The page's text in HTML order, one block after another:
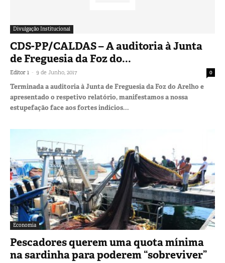
Divulgação Institucional
CDS-PP/CALDAS – A auditoria à Junta
de Freguesia da Foz do...
Editor 1 - 9 de Junho, 2017 0
Terminada a auditoria à Junta de Freguesia da Foz do Arelho e
apresentado o respetivo relatório, manifestamos a nossa
estupefação face aos fortes indícios...
Economia
Pescadores querem uma quota mínima
na sardinha para poderem “sobreviver”